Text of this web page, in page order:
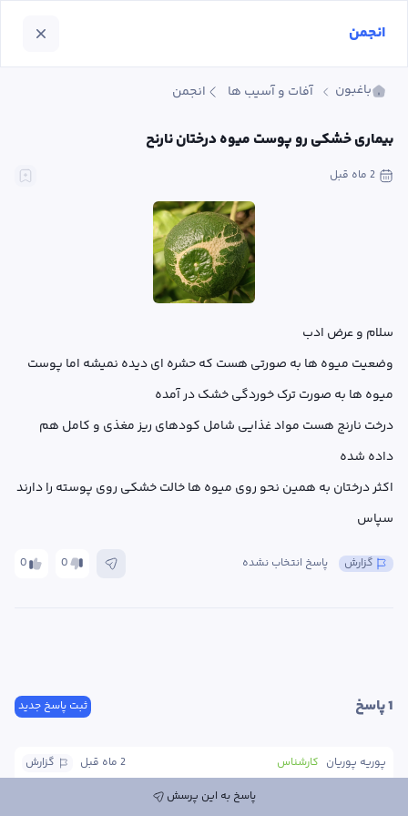
باغبون آفات و آسیب ها انجمن
بیماری خشکی رو پوست میوه درختان نارنح
2 ماه قبل
سپاس
0 0 پاسخ انتخاب نشده گزارش
ثبت پاسخ جدید 1 پاسخ
گزارش 2 ماه قبل کارشناس پوریه پوریان
پاسخ به این پرسش
انجمن